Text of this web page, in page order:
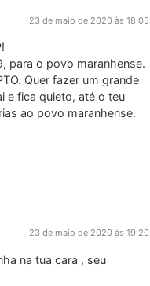
23 de maio de 2020 às 18:05
para o povo maranhense.
Quer fazer um grande
e fica quieto, até o teu
ao povo maranhense.
23 de maio de 2020 às 19:20
na tua cara , seu